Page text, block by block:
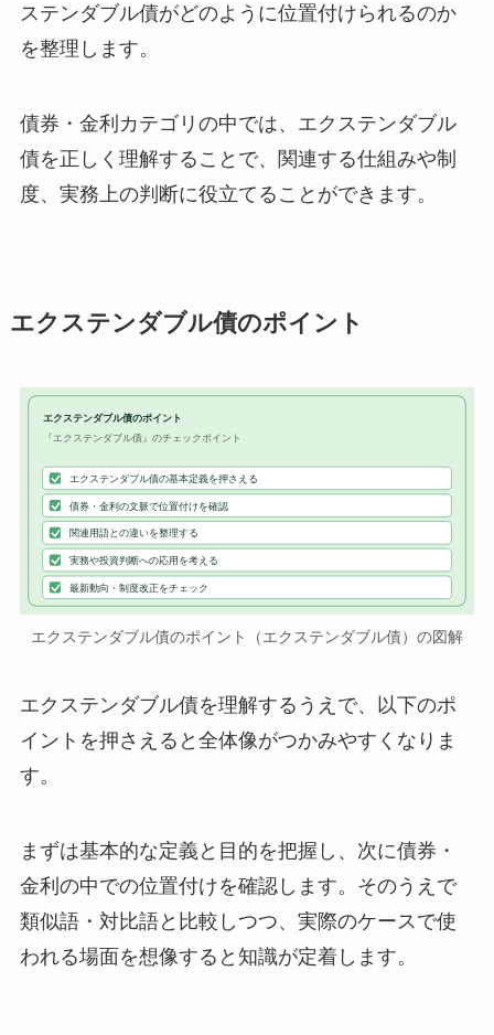
ステンダブル債がどのように位置付けられるのか
を整理します。
債券・金利カテゴリの中では、エクステンダブル
債を正しく理解することで、関連する仕組みや制
度、実務上の判断に役立てることができます。
エクステンダブル債のポイント
エクステンダブル債のポイント
『エクステンダブル債』のチェックポイント
エクステンダブル債の基本定義を押さえる
債券・金利の文脈で位置付けを確認
関連用語との違いを整理する
実務や投資判断への応用を考える
最新動向・制度改正をチェック
エクステンダブル債のポイント（エクステンダブル債）の図解
エクステンダブル債を理解するうえで、以下のポ
イントを押さえると全体像がつかみやすくなりま
す。
まずは基本的な定義と目的を把握し、次に債券・
金利の中での位置付けを確認します。そのうえで
類似語・対比語と比較しつつ、実際のケースで使
われる場面を想像すると知識が定着します。